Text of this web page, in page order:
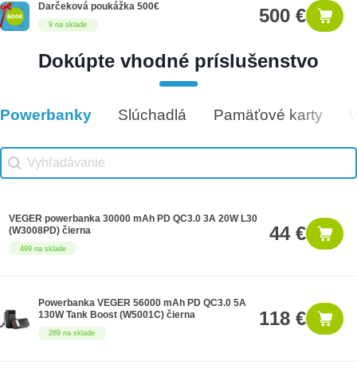
9 na sklade
Darčeková poukážka 500€ 500 €
14 na sklade
Dokúpte vhodné príslušenstvo
Vhodné príslušenstvo
Powerbanky Slúchadlá Pamäťové karty
Vhodné príslušenstvo search
Search content
499 na sklade
VEGER powerbanka 30000 mAh PD QC3.0 3A 20W L30
(W3008PD) čierna
44 €
269 na sklade
Powerbanka VEGER 56000 mAh PD QC3.0 5A
130W Tank Boost (W5001C) čierna
118 €